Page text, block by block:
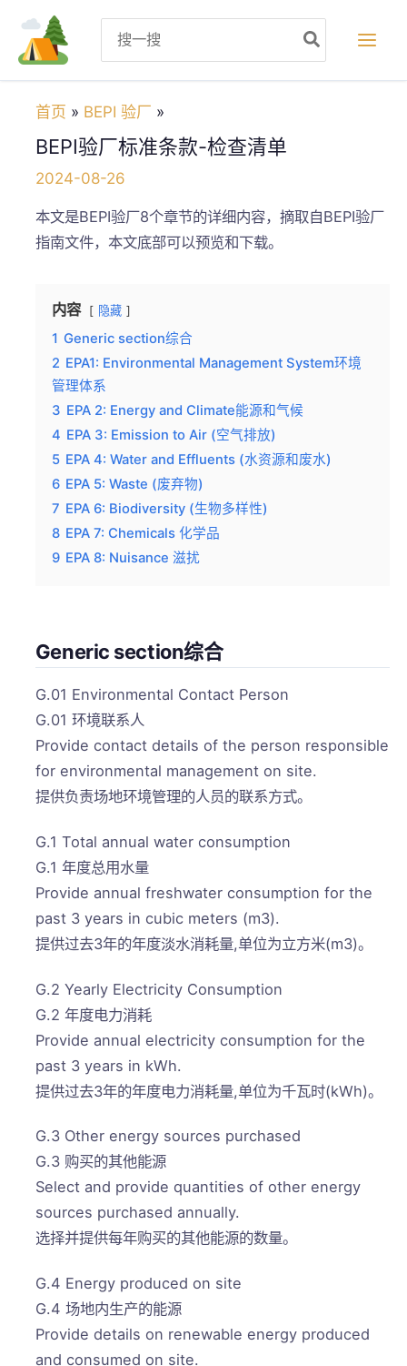
for:
首页 BEPI 验厂
BEPI验厂标准条款-检查清单
2024-08-26
本文是BEPI验厂8个章节的详细内容，摘取自BEPI验厂
指南文件，本文底部可以预览和下载。
内容 隐藏
1 Generic section综合
2 EPA1: Environmental Management System环境
管理体系
3 EPA 2: Energy and Climate能源和气候
4 EPA 3: Emission to Air (空气排放)
5 EPA 4: Water and Effluents (水资源和废水)
6 EPA 5: Waste (废弃物)
7 EPA 6: Biodiversity (生物多样性)
8 EPA 7: Chemicals 化学品
9 EPA 8: Nuisance 滋扰
Generic section综合
G.01 Environmental Contact Person
G.01 环境联系人
Provide contact details of the person responsible
for environmental management on site.
提供负责场地环境管理的人员的联系方式。
G.1 Total annual water consumption
G.1 年度总用水量
Provide annual freshwater consumption for the
past 3 years in cubic meters (m3).
提供过去3年的年度淡水消耗量,单位为立方米(m3)。
G.2 Yearly Electricity Consumption
G.2 年度电力消耗
Provide annual electricity consumption for the
past 3 years in kWh.
提供过去3年的年度电力消耗量,单位为千瓦时(kWh)。
G.3 Other energy sources purchased
G.3 购买的其他能源
Select and provide quantities of other energy
sources purchased annually.
选择并提供每年购买的其他能源的数量。
G.4 Energy produced on site
G.4 场地内生产的能源
Provide details on renewable energy produced
and consumed on site.